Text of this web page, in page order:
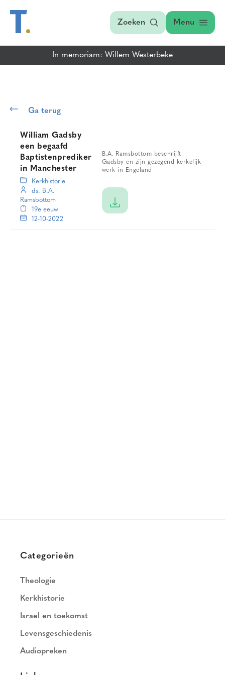
Zoeken Menu
In memoriam: Willem Westerbeke
Ga terug
William Gadsby
een begaafd
Baptistenprediker
in Manchester
B.A. Ramsbottom beschrijft
Gadsby en zijn gezegend kerkelijk
werk in Engeland
Kerkhistorie
ds. B.A.
Ramsbottom
19e eeuw
12-10-2022
Categorieën
Theologie
Kerkhistorie
Israel en toekomst
Levensgeschiedenis
Audiopreken